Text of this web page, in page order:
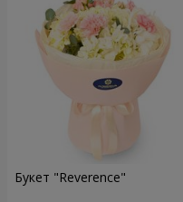
Букет "Reverence"